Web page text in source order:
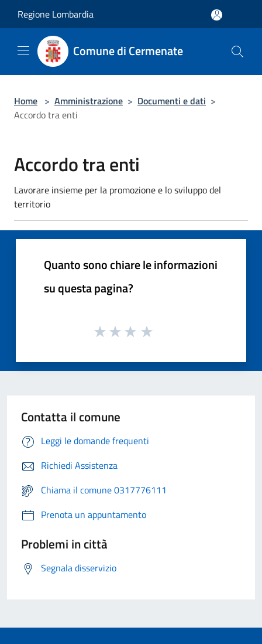
Regione Lombardia
Comune di Cermenate
Home > Amministrazione > Documenti e dati >
Accordo tra enti
Accordo tra enti
Lavorare insieme per la promozione e lo sviluppo del
territorio
Quanto sono chiare le informazioni
su questa pagina?
Contatta il comune
Leggi le domande frequenti
Richiedi Assistenza
Chiama il comune 0317776111
Prenota un appuntamento
Problemi in città
Segnala disservizio